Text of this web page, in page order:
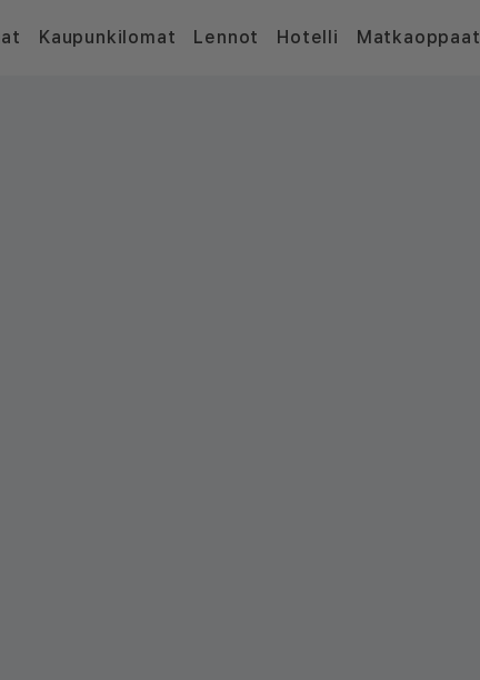
Kaupunkilomat Lennot Hotelli Matkaoppaat